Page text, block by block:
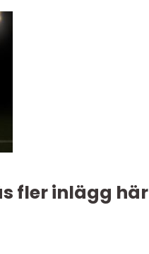
fler inlägg här